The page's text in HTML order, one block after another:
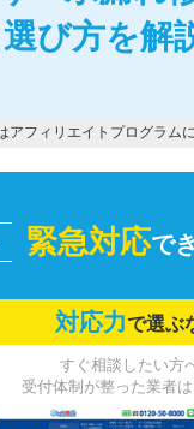
び方を解
フィリエイトプログラム
緊急対応で
対応力で選ぶ
すぐ相談したい方
受付体制が整った業者は